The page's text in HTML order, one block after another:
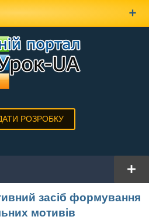
РОЗРОБКУ
засіб формування
мотивів